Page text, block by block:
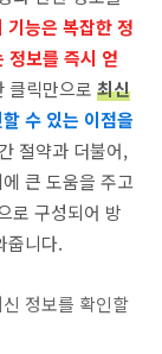
기능은 복잡한 정
정보를 즉시 얻
클릭만으로 최신
수 있는 이점을
절약과 더불어,
큰 도움을 주고
로 구성되어 방
줍니다.
정보를 확인할